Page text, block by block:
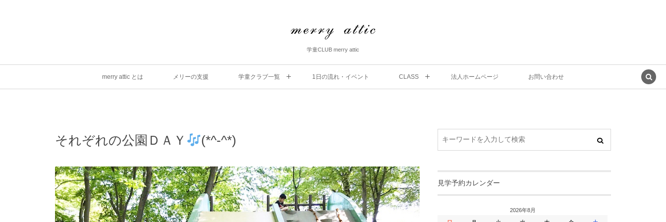
学童CLUB merry attic
merry attic とは メリーの支援 学童クラブ一覧 1⽇の流れ・イベント CLASS 法人ホームページ お問い合わせ
それぞれの公園ＤＡＹ (*^-^*)
見学予約カレンダー
2026年8月